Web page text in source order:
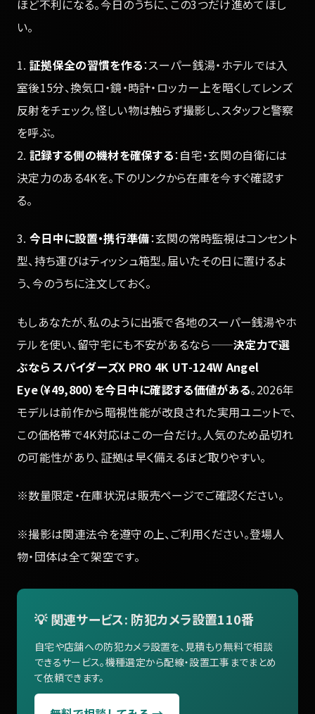
ほど不利になる。今日のうちに、この3つだけ進めてほし
い。
1. 証拠保全の習慣を作る：スーパー銭湯・ホテルでは入
室後15分、換気口・鏡・時計・ロッカー上を暗くしてレンズ
反射をチェック。怪しい物は触らず撮影し、スタッフと警察
を呼ぶ。
2. 記録する側の機材を確保する：自宅・玄関の自衛には
決定力のある4Kを。下のリンクから在庫を今すぐ確認す
る。
3. 今日中に設置・携行準備：玄関の常時監視はコンセント
型、持ち運びはティッシュ箱型。届いたその日に置けるよ
う、今のうちに注文しておく。
もしあなたが、私のように出張で各地のスーパー銭湯やホ
テルを使い、留守宅にも不安があるなら——決定力で選
ぶなら スパイダーズX PRO 4K UT-124W Angel
Eye（¥49,800）を今日中に確認する価値がある。2026年
モデルは前作から暗視性能が改良された実用ユニットで、
この価格帯で4K対応はこの一台だけ。人気のため品切れ
の可能性があり、証拠は早く備えるほど取りやすい。
※数量限定・在庫状況は販売ページでご確認ください。
※撮影は関連法令を遵守の上、ご利用ください。登場人
物・団体は全て架空です。
💡 関連サービス: 防犯カメラ設置110番
自宅や店舗への防犯カメラ設置を、見積もり無料で相談
できるサービス。機種選定から配線・設置工事までまとめ
て依頼できます。